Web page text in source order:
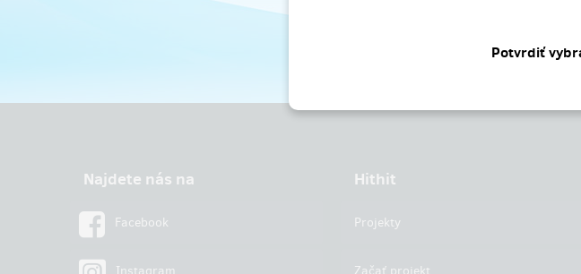
Najdete nás na
Facebook
Hithit
Projekty